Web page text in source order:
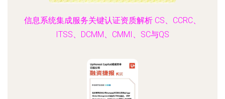
信息系统集成服务关键认证资质解析 CS、CCRC、
ITSS、DCMM、CMMI、SC与QS